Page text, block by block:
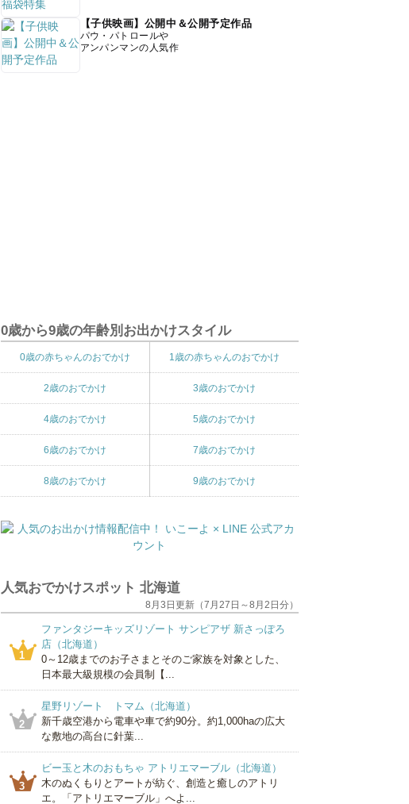
【子供映画】公開中＆公開予定作品
パウ・パトロールや
アンパンマンの人気作
0歳から9歳の年齢別お出かけスタイル
0歳の赤ちゃんのおでかけ 1歳の赤ちゃんのおでかけ
2歳のおでかけ 3歳のおでかけ
4歳のおでかけ 5歳のおでかけ
6歳のおでかけ 7歳のおでかけ
8歳のおでかけ 9歳のおでかけ
人気おでかけスポット 北海道
8月3日更新（7月27日～8月2日分）
1
ファンタジーキッズリゾート サンピアザ 新さっぽろ
店（北海道）
0～12歳までのお子さまとそのご家族を対象とした、
日本最大級規模の会員制【...
2
星野リゾート トマム（北海道）
新千歳空港から電車や車で約90分。約1,000haの広大
な敷地の高台に針葉...
3
ビー玉と木のおもちゃ アトリエマーブル（北海道）
木のぬくもりとアートが紡ぐ、創造と癒しのアトリ
エ。「アトリエマーブル」へよ...